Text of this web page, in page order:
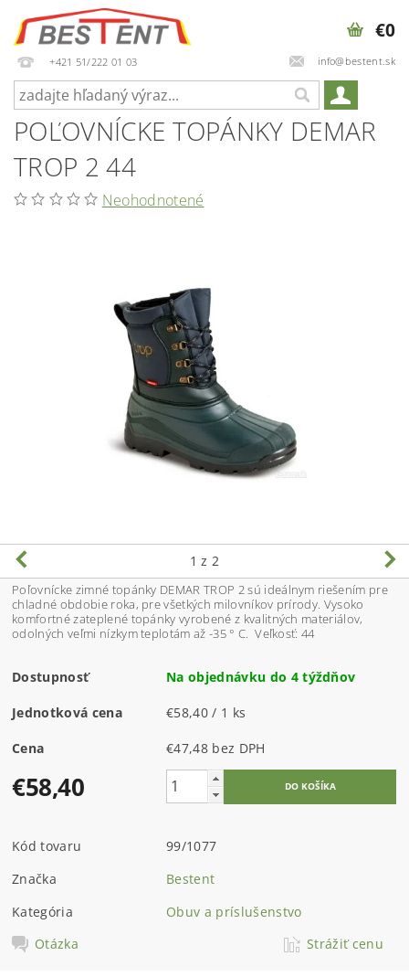
+421 51/222 01 03 info@bestent.sk
€0
POĽOVNÍCKE TOPÁNKY DEMAR
TROP 2 44
Neohodnotené
1 z 2
Poľovnícke zimné topánky DEMAR TROP 2 sú ideálnym riešením pre
chladné obdobie roka, pre všetkých milovníkov prírody. Vysoko
komfortné zateplené topánky vyrobené z kvalitných materiálov,
odolných veľmi nízkym teplotám až -35 ° C. Veľkosť: 44
Dostupnosť Na objednávku do 4 týždňov
Jednotková cena €58,40 / 1 ks
Cena €47,48 bez DPH
€58,40
Kód tovaru
99/1077
Značka
Bestent
Kategória
Obuv a príslušenstvo
Otázka
Strážiť cenu